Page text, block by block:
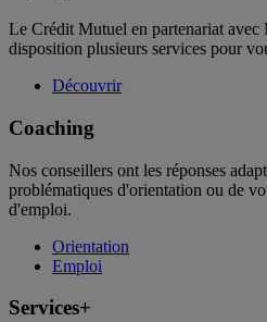
Le Crédit Mutuel en partenariat avec
disposition plusieurs services pour
Découvrir
Coaching
Nos conseillers ont les réponses
problématiques d'orientation ou de
d'emploi.
Orientation
Emploi
Services+